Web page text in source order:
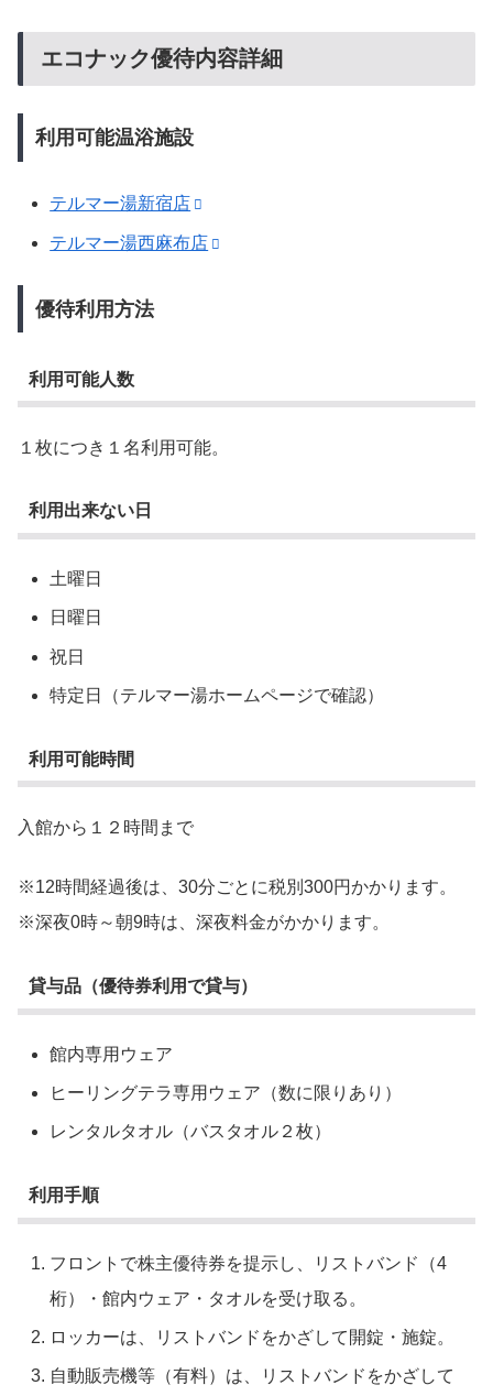
エコナック優待内容詳細
利用可能温浴施設
テルマー湯新宿店
テルマー湯西麻布店
優待利用方法
利用可能人数
１枚につき１名利用可能。
利用出来ない日
土曜日
日曜日
祝日
特定日（テルマー湯ホームページで確認）
利用可能時間
入館から１２時間まで
※12時間経過後は、30分ごとに税別300円かかります。
※深夜0時～朝9時は、深夜料金がかかります。
貸与品（優待券利用で貸与）
館内専用ウェア
ヒーリングテラ専用ウェア（数に限りあり）
レンタルタオル（バスタオル２枚）
利用手順
フロントで株主優待券を提示し、リストバンド（4
桁）・館内ウェア・タオルを受け取る。
ロッカーは、リストバンドをかざして開錠・施錠。
自動販売機等（有料）は、リストバンドをかざして